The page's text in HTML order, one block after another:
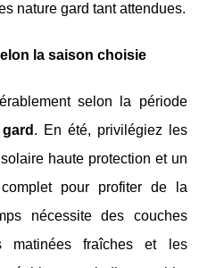
nature gard tant attendues.
la saison choisie
selon la période
. En été, privilégiez les
haute protection et un
pour profiter de la
nécessite des couches
matinées fraîches et les